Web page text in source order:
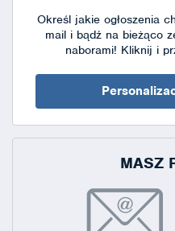
Określ jakie ogłoszenia
mail i bądź na bieżąco
naborami! Kliknij i
MASZ